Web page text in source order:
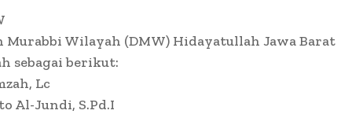
Murabbi Wilayah (DMW) Hidayatullah Jawa Barat
sebagai berikut:
Lc
Al-Jundi, S.Pd.I